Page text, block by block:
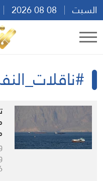
السبت
01:10
16